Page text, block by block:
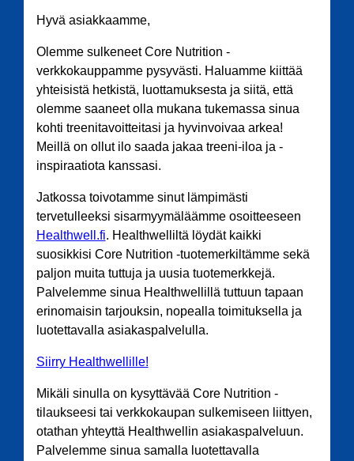
Hyvä asiakkaamme,
Olemme sulkeneet Core Nutrition -
verkkokauppamme pysyvästi. Haluamme kiittää
yhteisistä hetkistä, luottamuksesta ja siitä, että
olemme saaneet olla mukana tukemassa sinua
kohti treenitavoitteitasi ja hyvinvoivaa arkea!
Meillä on ollut ilo saada jakaa treeni-iloa ja -
inspiraatiota kanssasi.
Jatkossa toivotamme sinut lämpimästi
tervetulleeksi sisarmyymäläämme osoitteeseen
Healthwell.fi. Healthwelliltä löydät kaikki
suosikkisi Core Nutrition -tuotemerkiltämme sekä
paljon muita tuttuja ja uusia tuotemerkkejä.
Palvelemme sinua Healthwellillä tuttuun tapaan
erinomaisin tarjouksin, nopealla toimituksella ja
luotettavalla asiakaspalvelulla.
Siirry Healthwellille!
Mikäli sinulla on kysyttävää Core Nutrition -
tilaukseesi tai verkkokaupan sulkemiseen liittyen,
otathan yhteyttä Healthwellin asiakaspalveluun.
Palvelemme sinua samalla luotettavalla